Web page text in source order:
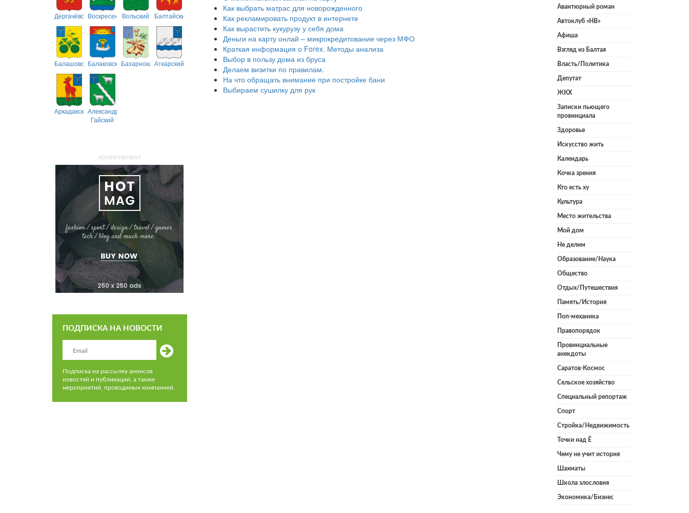
ДергачёвскийВоскресенскийВольский Балтайский
БалашовскийБалаковскийБазарнокарабулакский
Аткарский
АркадакскийАлександрово-
Гайский
ADVERTISEMENT
ПОДПИСКА НА НОВОСТИ
Подписка на рассылку анонсов
новостей и публикаций, а также
мероприятий, проводимых компанией.
Как выбрать матрас для новорожденного
Как рекламировать продукт в интернете
Как вырастить кукурузу у себя дома
Деньги на карту онлай – микрокредитование через МФО
Краткая информация о Forex. Методы анализа
Выбор в пользу дома из бруса
Делаем визитки по правилам.
На что обращать внимание при постройке бани
Выбираем сушилку для рук
Авантюрный роман
Автоклуб «НВ»
Афиша
Взгляд из Балтая
Власть/Политика
Депутат
ЖКХ
Записки пьющего
провинциала
Здоровье
Искусство жить
Календарь
Кочка зрения
Кто есть ху
Культура
Место жительства
Мой дом
Не делим
Образование/Наука
Общество
Отдых/Путешествия
Память/История
Поп-механика
Правопорядок
Провинциальные
анекдоты
Саратов-Космос
Сельское хозяйство
Специальный репортаж
Спорт
Стройка/Недвижимость
Точки над Ё
Чему не учит история
Шахматы
Школа злословия
Экономика/Бизнес